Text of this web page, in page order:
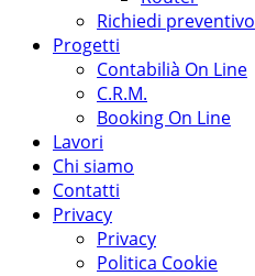
Richiedi preventivo
Progetti
Contabilià On Line
C.R.M.
Booking On Line
Lavori
Chi siamo
Contatti
Privacy
Privacy
Politica Cookie